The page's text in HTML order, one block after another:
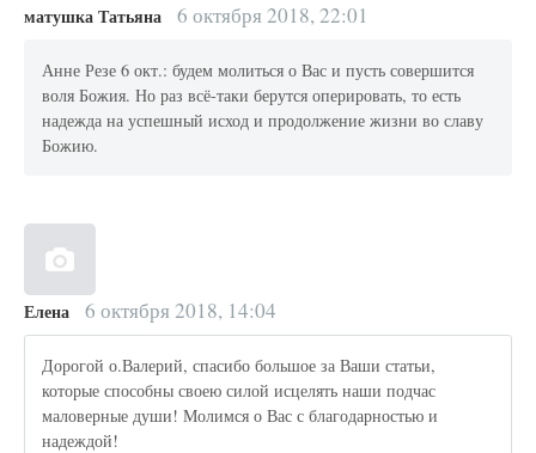
матушка Татьяна 6 октября 2018, 22:01
Анне Резе 6 окт.: будем молиться о Вас и пусть совершится
воля Божия. Но раз всё-таки берутся оперировать, то есть
надежда на успешный исход и продолжение жизни во славу
Божию.
Елена 6 октября 2018, 14:04
Дорогой о.Валерий, спасибо большое за Ваши статьи,
которые способны своею силой исцелять наши подчас
маловерные души! Молимся о Вас с благодарностью и
надеждой!